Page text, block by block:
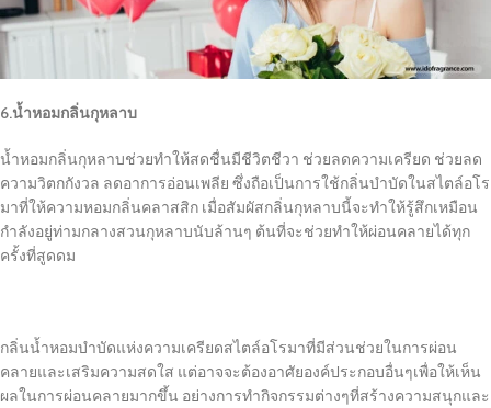
6.น้ำหอมกลิ่นกุหลาบ
น้ำหอมกลิ่นกุหลาบช่วยทำให้สดชื่นมีชีวิตชีวา ช่วยลดความเครียด ช่วยลด
ความวิตกกังวล ลดอาการอ่อนเพลีย ซึ่งถือเป็นการใช้กลิ่นบำบัดในสไตล์อโร
มาที่ให้ความหอมกลิ่นคลาสสิก เมื่อสัมผัสกลิ่นกุหลาบนี้จะทำให้รู้สึกเหมือน
กำลังอยู่ท่ามกลางสวนกุหลาบนับล้านๆ ต้นที่จะช่วยทำให้ผ่อนคลายได้ทุก
ครั้งที่สูดดม
กลิ่นน้ำหอมบำบัดแห่งความเครียดสไตล์อโรมาที่มีส่วนช่วยในการผ่อน
คลายและเสริมความสดใส แต่อาจจะต้องอาศัยองค์ประกอบอื่นๆเพื่อให้เห็น
ผลในการผ่อนคลายมากขึ้น อย่างการทำกิจกรรมต่างๆที่สร้างความสนุกและ